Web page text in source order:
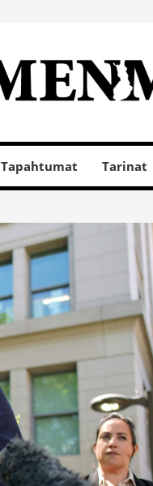
Tapahtumat Tarinat